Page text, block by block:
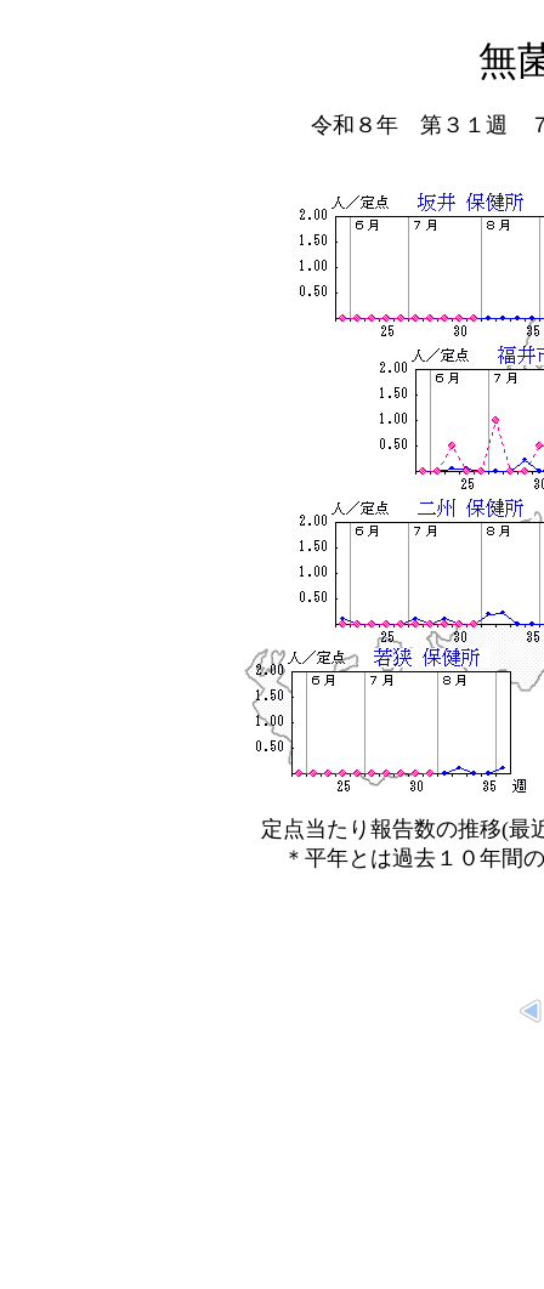
無
令和８年 第３１週 ７
定点当たり報告数の推移(最
＊平年とは過去１０年間の